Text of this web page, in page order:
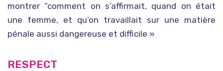
montrer “comment on s’affirmait, quand on était
une femme, et qu’on travaillait sur une matière
pénale aussi dangereuse et difficile »
RESPECT